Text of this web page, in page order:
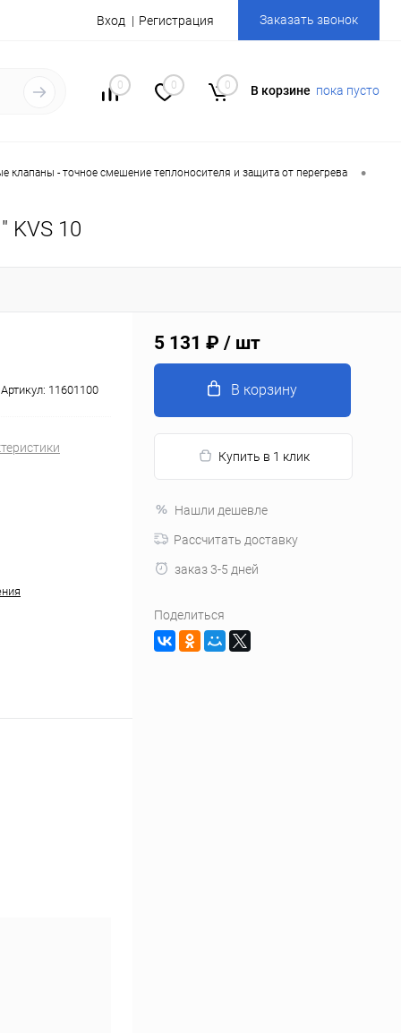
Вход Регистрация Заказать звонок
0 0 0 В корзине пока пусто
клапаны - точное смешение теплоносителя и защита от перегрева •
KVS 10
Артикул: 11601100
5 131 ₽ / шт
В корзину
Купить в 1 клик
Нашли дешевле
Рассчитать доставку
заказ 3-5 дней
Поделиться